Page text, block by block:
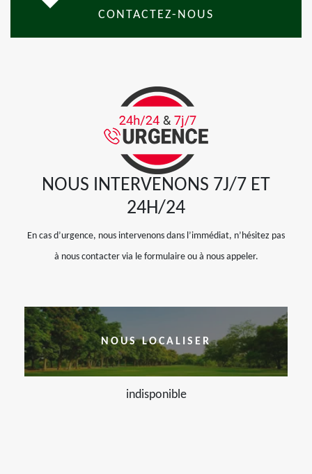
CONTACTEZ-NOUS
NOUS INTERVENONS 7J/7 ET
24H/24
En cas d’urgence, nous intervenons dans l’immédiat, n’hésitez pas
à nous contacter via le formulaire ou à nous appeler.
NOUS LOCALISER
indisponible